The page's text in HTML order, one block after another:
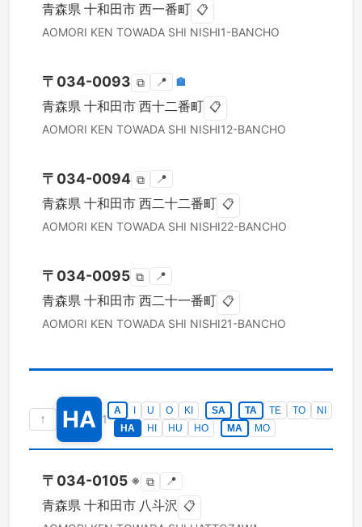
青森県 十和田市 西一番町 📋
AOMORI KEN TOWADA SHI NISHI1-BANCHO
〒 034-0093 ⧉ 📍 🏣
青森県 十和田市 西十二番町 📋
AOMORI KEN TOWADA SHI NISHI12-BANCHO
〒 034-0094 ⧉ 📍
青森県 十和田市 西二十二番町 📋
AOMORI KEN TOWADA SHI NISHI22-BANCHO
〒 034-0095 ⧉ 📍
青森県 十和田市 西二十一番町 📋
AOMORI KEN TOWADA SHI NISHI21-BANCHO
↑ HA 1
A U O KI SA TA TE TO
NI
HA
HI HU HO MA MO
〒 034-0105 ※ ⧉ 📍
青森県 十和田市 八斗沢 📋